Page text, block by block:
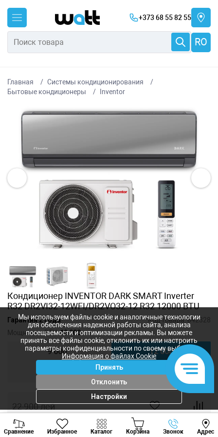
+373 68 55 82 55
RO
Главная
Системы кондиционирования
Бытовые кондиционеры
Inventor
Кондиционер INVENTOR DARK SMART Inverter
R32 DR2VI32-12WFI/DR2VO32-12 R32 12000 BTU
Гарантия 2 года Код товара:842328
Мощность, BTU:12 000
9 000 12 000
22 900лей
18 320 лей
Сравнение Избранное Каталог Корзина Звонок Адрес
Viber Whatsapp
Мы используем файлы cookie и аналогичные технологии
для обеспечения надежной работы сайта, анализа
посещаемости и оптимизации рекламы. Вы можете
принять все файлы cookie, отклонить их или настроить
параметры конфиденциальности по своему выбору.
Информация о файлах Cookie
Принять
Отклонить
Настройки